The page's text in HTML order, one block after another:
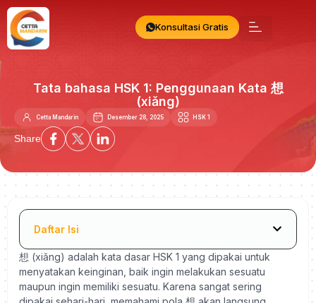
Konsultasi Gratis
Tata bahasa HSK 1: Penggunaan Kata 想
(xiǎng)
Cetta Mandarin Desember 28, 2025 HSK 1
Share
Daftar Isi
想 (xiǎng) adalah kata dasar HSK 1 yang dipakai untuk
menyatakan keinginan, baik ingin melakukan sesuatu
maupun ingin memiliki sesuatu. Karena sangat sering